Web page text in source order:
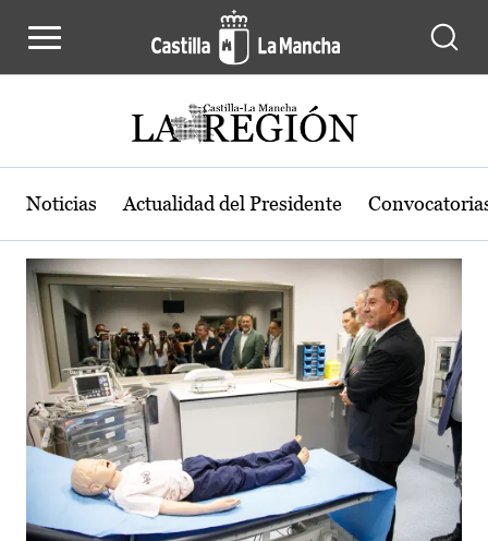
Actualidad de la región de Castilla-
Noticias Actualidad del Presidente